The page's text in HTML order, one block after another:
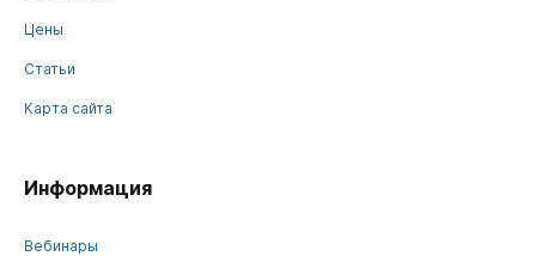
Цены
Статьи
Карта сайта
Информация
Вебинары